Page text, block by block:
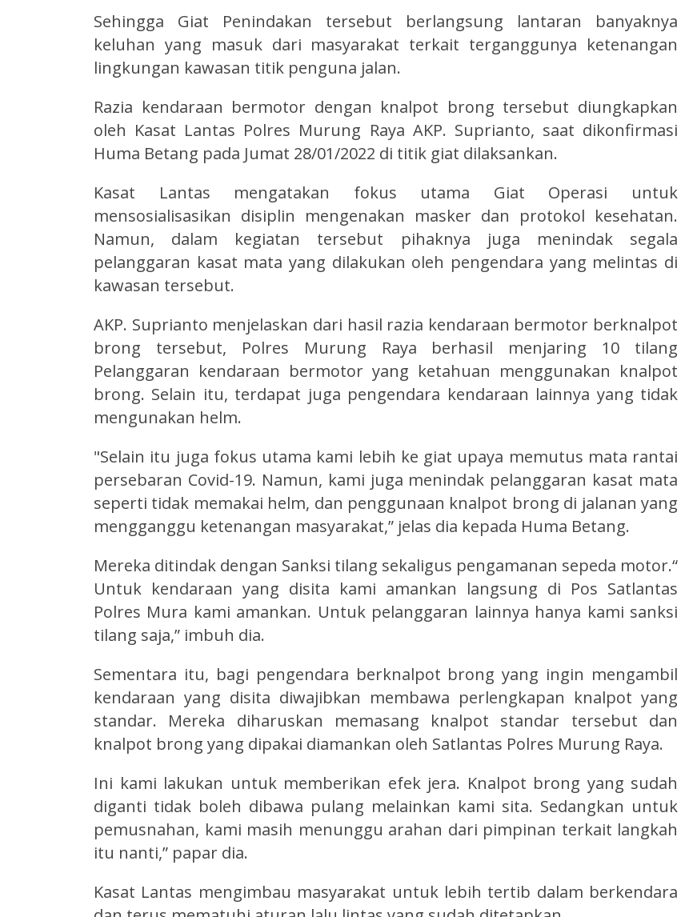
Sehingga Giat Penindakan tersebut berlangsung lantaran banyaknya
keluhan yang masuk dari masyarakat terkait terganggunya ketenangan
lingkungan kawasan titik penguna jalan.
Razia kendaraan bermotor dengan knalpot brong tersebut diungkapkan
oleh Kasat Lantas Polres Murung Raya AKP. Suprianto, saat dikonfirmasi
Huma Betang pada Jumat 28/01/2022 di titik giat dilaksankan.
Kasat Lantas mengatakan fokus utama Giat Operasi untuk
mensosialisasikan disiplin mengenakan masker dan protokol kesehatan.
Namun, dalam kegiatan tersebut pihaknya juga menindak segala
pelanggaran kasat mata yang dilakukan oleh pengendara yang melintas di
kawasan tersebut.
AKP. Suprianto menjelaskan dari hasil razia kendaraan bermotor berknalpot
brong tersebut, Polres Murung Raya berhasil menjaring 10 tilang
Pelanggaran kendaraan bermotor yang ketahuan menggunakan knalpot
brong. Selain itu, terdapat juga pengendara kendaraan lainnya yang tidak
mengunakan helm.
"Selain itu juga fokus utama kami lebih ke giat upaya memutus mata rantai
persebaran Covid-19. Namun, kami juga menindak pelanggaran kasat mata
seperti tidak memakai helm, dan penggunaan knalpot brong di jalanan yang
mengganggu ketenangan masyarakat,” jelas dia kepada Huma Betang.
Mereka ditindak dengan Sanksi tilang sekaligus pengamanan sepeda motor.“
Untuk kendaraan yang disita kami amankan langsung di Pos Satlantas
Polres Mura kami amankan. Untuk pelanggaran lainnya hanya kami sanksi
tilang saja,” imbuh dia.
Sementara itu, bagi pengendara berknalpot brong yang ingin mengambil
kendaraan yang disita diwajibkan membawa perlengkapan knalpot yang
standar. Mereka diharuskan memasang knalpot standar tersebut dan
knalpot brong yang dipakai diamankan oleh Satlantas Polres Murung Raya.
Ini kami lakukan untuk memberikan efek jera. Knalpot brong yang sudah
diganti tidak boleh dibawa pulang melainkan kami sita. Sedangkan untuk
pemusnahan, kami masih menunggu arahan dari pimpinan terkait langkah
itu nanti,” papar dia.
Kasat Lantas mengimbau masyarakat untuk lebih tertib dalam berkendara